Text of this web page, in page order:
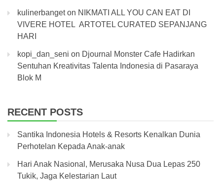
kulinerbangeton NIKMATI ALL YOU CAN EAT DI
VIVERE HOTEL ARTOTEL CURATED SEPANJANG
HARI
kopi_dan_seni on Djournal Monster Cafe Hadirkan
Sentuhan Kreativitas Talenta Indonesia di Pasaraya
Blok M
RECENT POSTS
Santika Indonesia Hotels & Resorts Kenalkan Dunia
Perhotelan Kepada Anak-anak
Hari Anak Nasional, Merusaka Nusa Dua Lepas 250
Tukik, Jaga Kelestarian Laut